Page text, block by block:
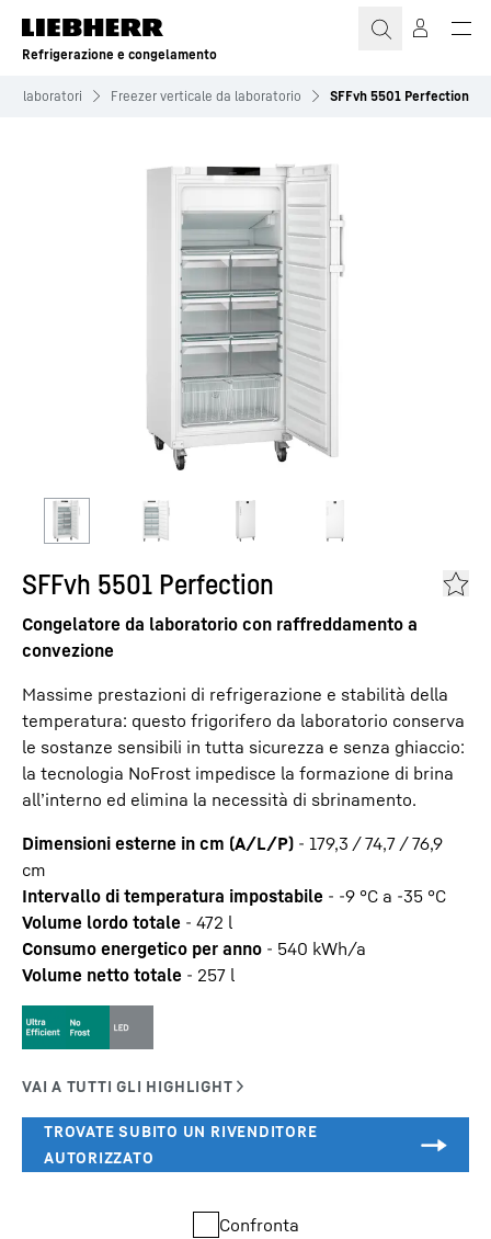
Refrigerazione e congelamento
e laboratori Freezer verticale da laboratorio SFFvh 5501 Perfection
SFFvh 5501 Perfection
Congelatore da laboratorio con raffreddamento a
convezione
Massime prestazioni di refrigerazione e stabilità della
temperatura: questo frigorifero da laboratorio conserva
le sostanze sensibili in tutta sicurezza e senza ghiaccio:
la tecnologia NoFrost impedisce la formazione di brina
all’interno ed elimina la necessità di sbrinamento.
Dimensioni esterne in cm (A/L/P) - 179,3 / 74,7 / 76,9
cm
Intervallo di temperatura impostabile - -9 °C a -35 °C
Volume lordo totale - 472 l
Consumo energetico per anno - 540 kWh/a
Volume netto totale - 257 l
Confronta